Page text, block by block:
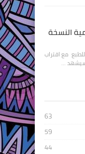
النسخة
مع اقتراب
63
59
44